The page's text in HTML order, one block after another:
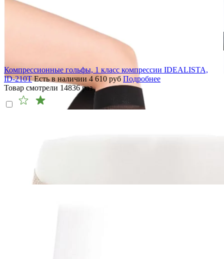
Компрессионные гольфы, 1 класс компрессии IDEALISTA,
ID-210T Есть в наличии 4 610 руб Подробнее
Товар смотрели 14836раз